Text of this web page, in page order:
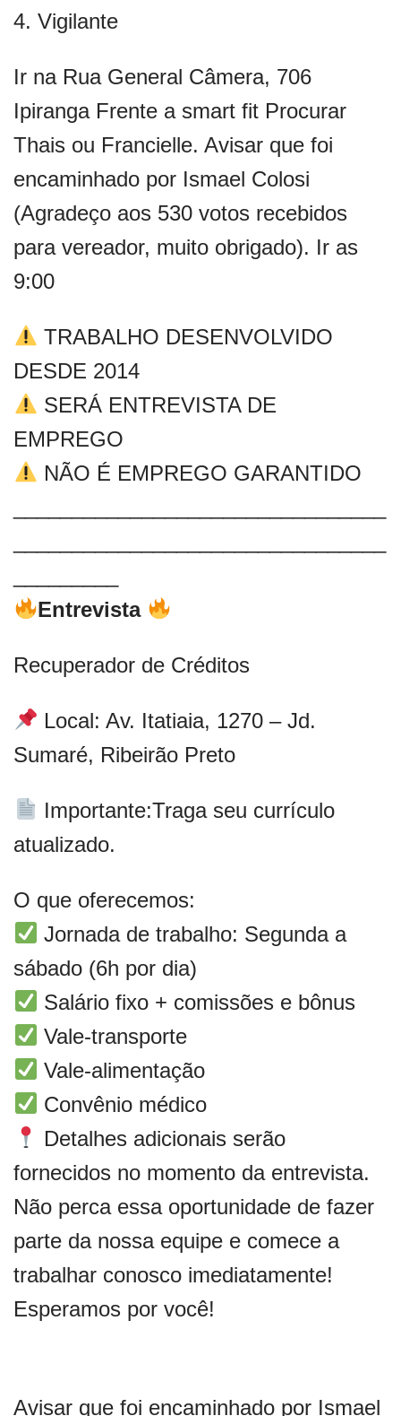
4. Vigilante
Ir na Rua General Câmera, 706
Ipiranga Frente a smart fit Procurar
Thais ou Francielle. Avisar que foi
encaminhado por Ismael Colosi
(Agradeço aos 530 votos recebidos
para vereador, muito obrigado). Ir as
9:00
TRABALHO DESENVOLVIDO
DESDE 2014
SERÁ ENTREVISTA DE
EMPREGO
NÃO É EMPREGO GARANTIDO
Entrevista
Recuperador de Créditos
Local: Av. Itatiaia, 1270 – Jd.
Sumaré, Ribeirão Preto
Importante:Traga seu currículo
atualizado.
O que oferecemos:
Jornada de trabalho: Segunda a
sábado (6h por dia)
Salário fixo + comissões e bônus
Vale-transporte
Vale-alimentação
Convênio médico
Detalhes adicionais serão
fornecidos no momento da entrevista.
Não perca essa oportunidade de fazer
parte da nossa equipe e comece a
trabalhar conosco imediatamente!
Esperamos por você!
Avisar que foi encaminhado por Ismael